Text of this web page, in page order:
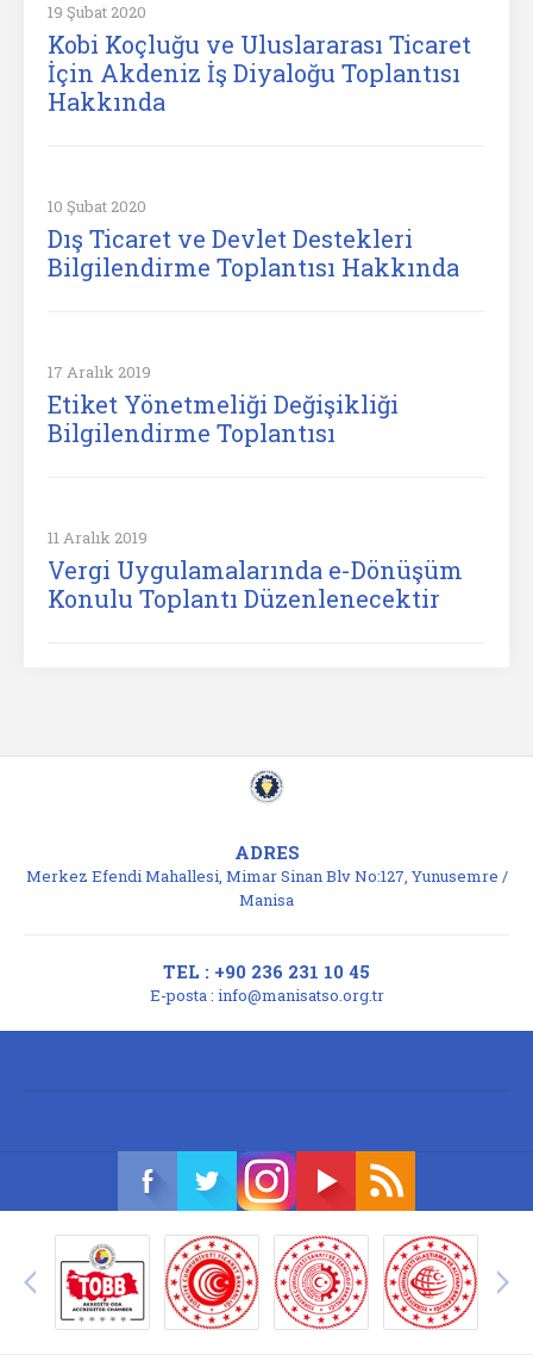
19 Şubat 2020
Kobi Koçluğu ve Uluslararası Ticaret
İçin Akdeniz İş Diyaloğu Toplantısı
Hakkında
10 Şubat 2020
Dış Ticaret ve Devlet Destekleri
Bilgilendirme Toplantısı Hakkında
17 Aralık 2019
Etiket Yönetmeliği Değişikliği
Bilgilendirme Toplantısı
11 Aralık 2019
Vergi Uygulamalarında e-Dönüşüm
Konulu Toplantı Düzenlenecektir
ADRES
Merkez Efendi Mahallesi, Mimar Sinan Blv No:127, Yunusemre /
Manisa
TEL : +90 236 231 10 45
E-posta : info@manisatso.org.tr